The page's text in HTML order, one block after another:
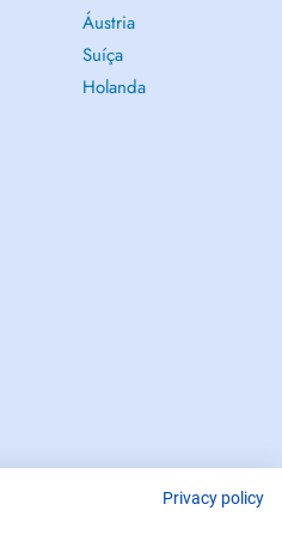
Áustria
Suíça
Holanda
Privacy policy